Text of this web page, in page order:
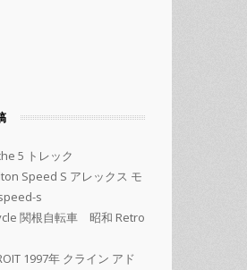
5 トレック
Speed S アレックス モ
s
関根自転車 昭和 Retro
1997年 クライン アド